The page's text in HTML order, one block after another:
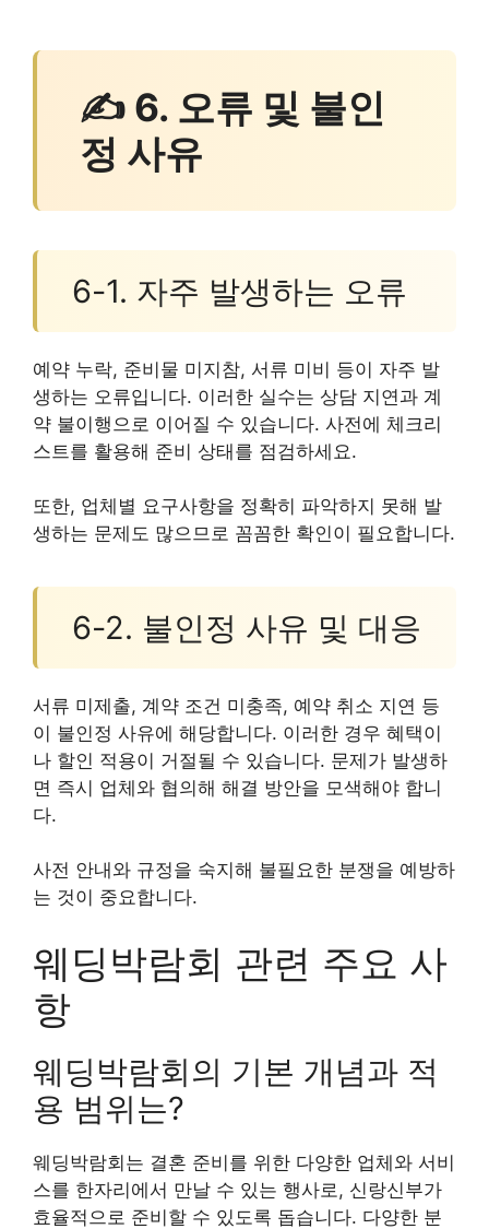
✍ 6. 오류 및 불인
정 사유
6-1. 자주 발생하는 오류
예약 누락, 준비물 미지참, 서류 미비 등이 자주 발
생하는 오류입니다. 이러한 실수는 상담 지연과 계
약 불이행으로 이어질 수 있습니다. 사전에 체크리
스트를 활용해 준비 상태를 점검하세요.
또한, 업체별 요구사항을 정확히 파악하지 못해 발
생하는 문제도 많으므로 꼼꼼한 확인이 필요합니다.
6-2. 불인정 사유 및 대응
서류 미제출, 계약 조건 미충족, 예약 취소 지연 등
이 불인정 사유에 해당합니다. 이러한 경우 혜택이
나 할인 적용이 거절될 수 있습니다. 문제가 발생하
면 즉시 업체와 협의해 해결 방안을 모색해야 합니
다.
사전 안내와 규정을 숙지해 불필요한 분쟁을 예방하
는 것이 중요합니다.
웨딩박람회 관련 주요 사
항
웨딩박람회의 기본 개념과 적
용 범위는?
웨딩박람회는 결혼 준비를 위한 다양한 업체와 서비
스를 한자리에서 만날 수 있는 행사로, 신랑신부가
효율적으로 준비할 수 있도록 돕습니다. 다양한 분